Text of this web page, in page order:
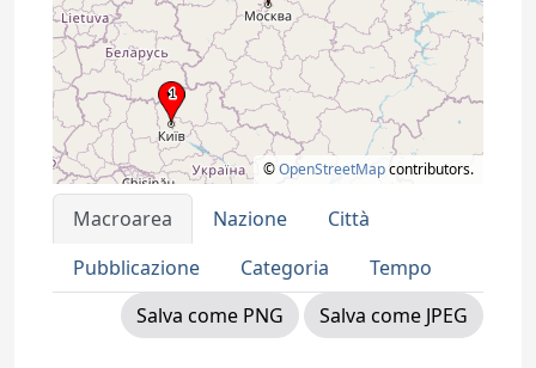
©OpenStreetMapcontributors.
Macroarea Nazione
Città
Pubblicazione
Categoria
Tempo
Salva come PNG
Salva come JPEG